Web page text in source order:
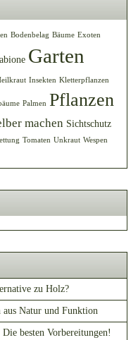
Bodenbelag Bäume Exoten
Garten
Insekten Kletterpflanzen
Palmen Pflanzen
machen Sichtschutz
Tomaten Unkraut Wespen
zu Holz?
Natur und Funktion
besten Vorbereitungen!